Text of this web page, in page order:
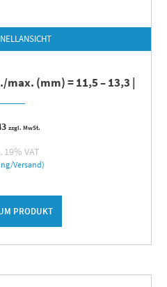
max. (mm) = 11,5 – 13,3 |
zzgl. MwSt.
19% VAT
Versand)
PRODUKT